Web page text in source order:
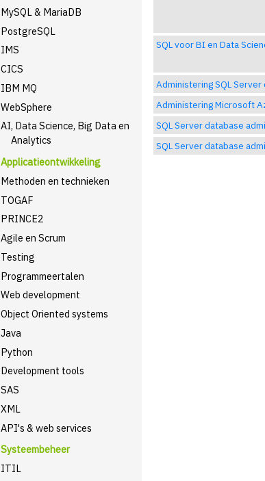
MySQL & MariaDB
PostgreSQL
IMS
CICS
IBM MQ
WebSphere
AI, Data Science, Big Data en
Analytics
Applicatieontwikkeling
Methoden en technieken
TOGAF
PRINCE2
Agile en Scrum
Testing
Programmeertalen
Web development
Object Oriented systems
Java
Python
Development tools
SAS
XML
API's & web services
Systeembeheer
ITIL
SQL voor BI en Data
Administering SQL Server
Administering Microsoft
SQL Server database
SQL Server database